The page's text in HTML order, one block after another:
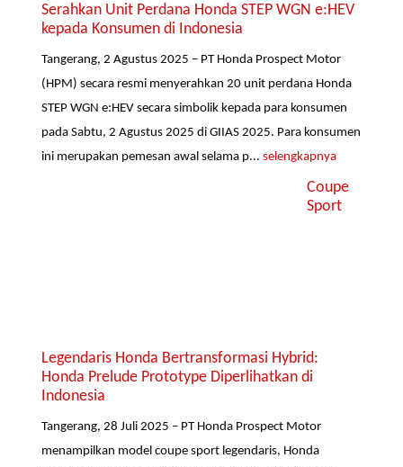
Serahkan Unit Perdana Honda STEP WGN e:HEV
kepada Konsumen di Indonesia
Tangerang, 2 Agustus 2025 – PT Honda Prospect Motor
(HPM) secara resmi menyerahkan 20 unit perdana Honda
STEP WGN e:HEV secara simbolik kepada para konsumen
pada Sabtu, 2 Agustus 2025 di GIIAS 2025. Para konsumen
ini merupakan pemesan awal selama p...selengkapnya
Coupe
Sport
Legendaris Honda Bertransformasi Hybrid:
Honda Prelude Prototype Diperlihatkan di
Indonesia
Tangerang, 28 Juli 2025 – PT Honda Prospect Motor
menampilkan model coupe sport legendaris, Honda